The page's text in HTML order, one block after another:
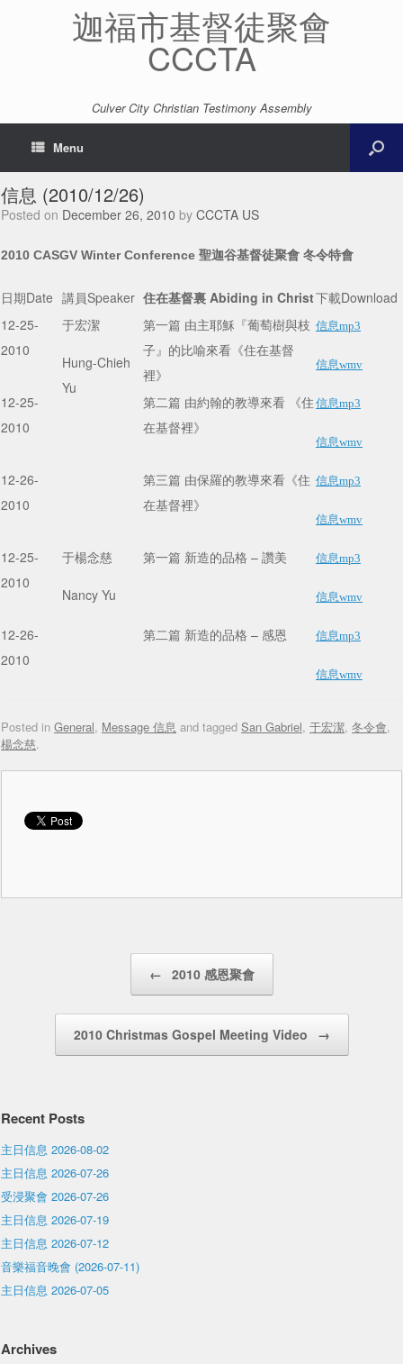
迦福市基督徒聚會
CCCTA
Culver City Christian Testimony Assembly
Menu
信息 (2010/12/26)
Posted on December 26, 2010 by CCCTA US
2010 CASGV Winter Conference 聖迦谷基督徒聚會 冬令特會
日期 Date 講員 Speaker 住在基督裏 Abiding in Christ下載Download
12-25-
2010
于宏潔
Hung-Chieh
Yu
第一篇 由主耶穌『葡萄樹與枝
子』的比喻來看《住在基督
裡》
信息mp3
信息wmv
12-25-
2010
第二篇 由約翰的教導來看 《住
在基督裡》
信息mp3
信息wmv
12-26-
2010
第三篇 由保羅的教導來看《住
在基督裡》
信息mp3
信息wmv
12-25-
2010
于楊念慈
Nancy Yu
第一篇 新造的品格 – 讚美 信息mp3
信息wmv
12-26-
2010
第二篇 新造的品格 – 感恩 信息mp3
信息wmv
Posted in General, Message 信息 and tagged San Gabriel, 于宏潔, 冬令會,
楊念慈.
← 2010 感恩聚會
2010 Christmas Gospel Meeting Video →
Recent Posts
主日信息 2026-08-02
主日信息 2026-07-26
受浸聚會 2026-07-26
主日信息 2026-07-19
主日信息 2026-07-12
音樂福音晚會 (2026-07-11)
主日信息 2026-07-05
Archives